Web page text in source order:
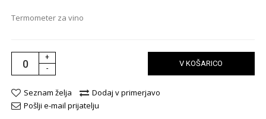
Termometer za vino
+
-
V KOŠARICO
Seznam želja
Dodaj v primerjavo
Pošlji e-mail prijatelju